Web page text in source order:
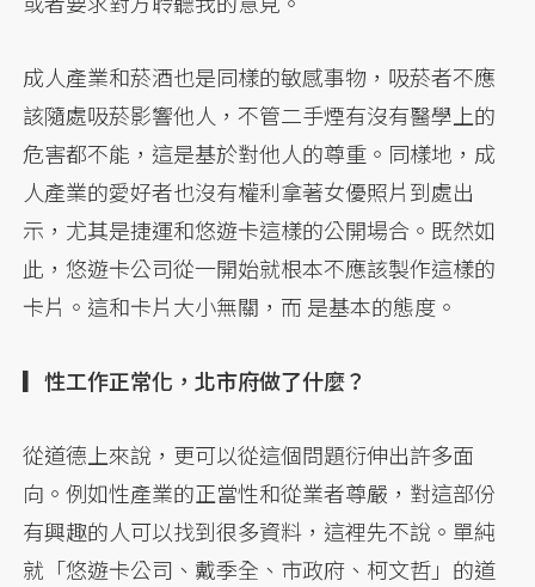
成人產業和菸酒也是同樣的敏感事物，吸菸者不應
該隨處吸菸影響他人，不管二手煙有沒有醫學上的
危害都不能，這是基於對他人的尊重。同樣地，成
人產業的愛好者也沒有權利拿著女優照片到處出
示，尤其是捷運和悠遊卡這樣的公開場合。既然如
此，悠遊卡公司從一開始就根本不應該製作這樣的
卡片。這和卡片大小無關，而 是基本的態度。
▎性工作正常化，北市府做了什麼？
從道德上來說，更可以從這個問題衍伸出許多面
向。例如性產業的正當性和從業者尊嚴，對這部份
有興趣的人可以找到很多資料，這裡先不說。單純
就「悠遊卡公司、戴季全、市政府、柯文哲」的道